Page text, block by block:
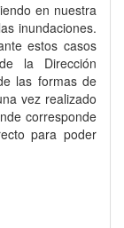
en nuestra
inundaciones.
estos casos
la Dirección
las formas de
vez realizado
corresponde
para poder